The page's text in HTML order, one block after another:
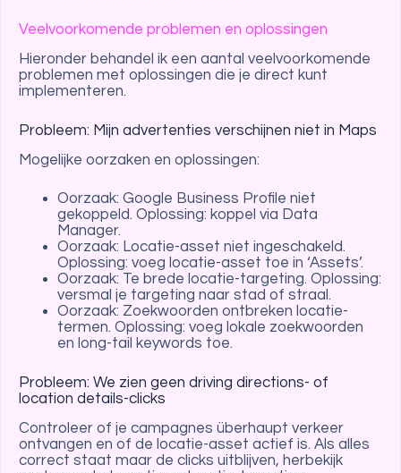
Veelvoorkomende problemen en oplossingen
Hieronder behandel ik een aantal veelvoorkomende
problemen met oplossingen die je direct kunt
implementeren.
Probleem: Mijn advertenties verschijnen niet in Maps
Mogelijke oorzaken en oplossingen:
Oorzaak: Google Business Profile niet
gekoppeld. Oplossing: koppel via Data
Manager.
Oorzaak: Locatie-asset niet ingeschakeld.
Oplossing: voeg locatie-asset toe in ‘Assets’.
Oorzaak: Te brede locatie-targeting. Oplossing:
versmal je targeting naar stad of straal.
Oorzaak: Zoekwoorden ontbreken locatie-
termen. Oplossing: voeg lokale zoekwoorden
en long-tail keywords toe.
Probleem: We zien geen driving directions- of
location details-clicks
Controleer of je campagnes überhaupt verkeer
ontvangen en of de locatie-asset actief is. Als alles
correct staat maar de clicks uitblijven, herbekijk